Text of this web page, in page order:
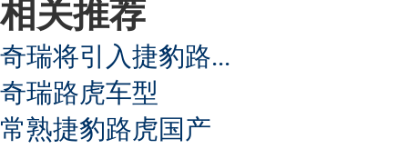
相关推荐
奇瑞将引入捷豹路...
奇瑞路虎车型
常熟捷豹路虎国产